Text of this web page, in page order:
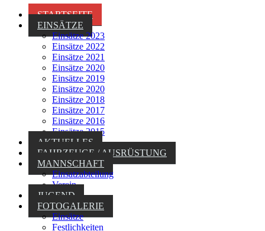
STARTSEITE
EINSÄTZE
Einsätze 2023
Einsätze 2022
Einsätze 2021
Einsätze 2020
Einsätze 2019
Einsätze 2020
Einsätze 2018
Einsätze 2017
Einsätze 2016
Einsätze 2015
AKTUELLES
FAHRZEUGE / AUSRÜSTUNG
MANNSCHAFT
Einsatzabteilung
Verein
JUGEND
FOTOGALERIE
Einsätze
Festlichkeiten